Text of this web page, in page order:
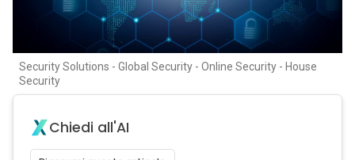
Security Solutions - Global Security - Online Security - House
Security
Chiedi all'AI